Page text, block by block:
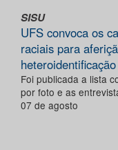
SISU
UFS convoca os
raciais para
heteroidentificação
Foi publicada a lista
por foto e as
07 de agosto